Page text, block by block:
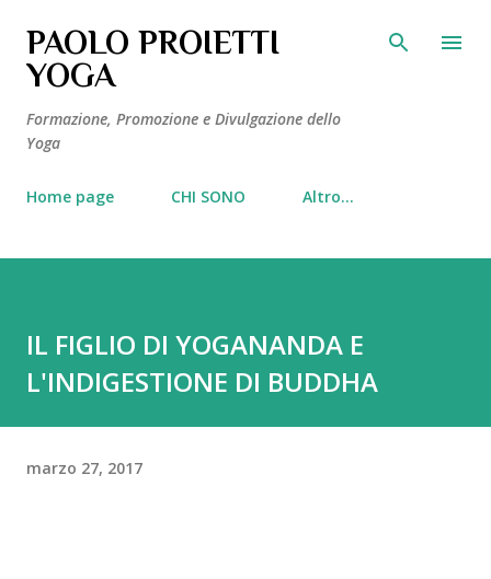
Passa ai contenuti principali
PAOLO PROIETTI
YOGA
Formazione, Promozione e Divulgazione dello
Yoga
Home page CHI SONO Altro…
IL FIGLIO DI YOGANANDA E
L'INDIGESTIONE DI BUDDHA
marzo 27, 2017